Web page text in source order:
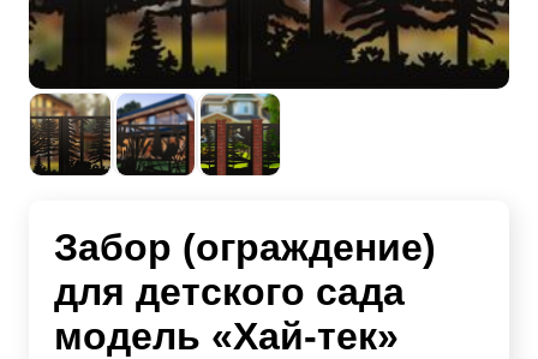
Забор (ограждение)
для детского сада
модель «Хай-тек»